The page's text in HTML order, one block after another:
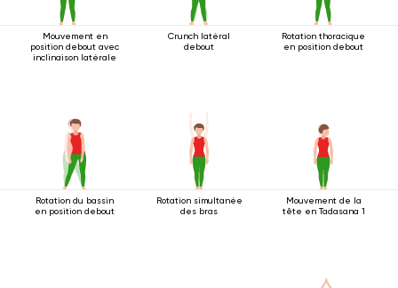
Mouvement en
position debout avec
inclinaison latérale
Crunch latéral
debout
Rotation thoracique
en position debout
Rotation du bassin
en position debout
Rotation simultanée
des bras
Mouvement de la
tête en Tadasana 1